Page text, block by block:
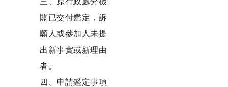
關已交付鑑定，訴
願人或參加人未提
出新事實或新理由
者。
四、申請鑑定事項